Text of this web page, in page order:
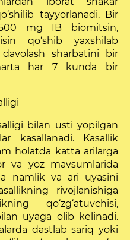
tayyorlanadi. Bir
mg IB biomitsin,
qo‘shib yaxshilab
sharbatini bir
har 7 kunda bir
bilan usti yopilgan
kasallanadi. Kasallik
holatda katta arilarga
va yoz mavsumlarida
namlik va ari uyasini
rivojlanishiga
qo‘zg‘atuvchisi,
uyaga olib kelinadi.
dastlab sariq yoki